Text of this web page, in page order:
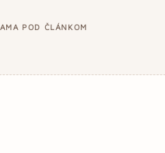
POD ČLÁNKOM